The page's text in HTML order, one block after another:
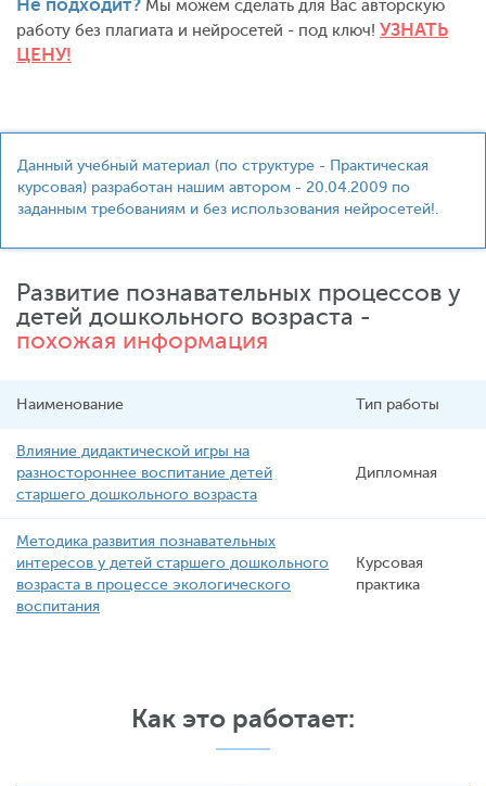
Не подходит? Мы можем сделать для Вас авторскую
работу без плагиата и нейросетей - под ключ! УЗНАТЬ
ЦЕНУ!
Данный учебный материал (по структуре - Практическая
курсовая) разработан нашим автором - 20.04.2009 по
заданным требованиям и без использования нейросетей!.
Развитие познавательных процессов у
детей дошкольного возраста -
похожая информация
Наименование Тип работы
Влияние дидактической игры на
разностороннее воспитание детей
старшего дошкольного возраста
Дипломная
Методика развития познавательных
интересов у детей старшего дошкольного
возраста в процессе экологического
воспитания
Курсовая
практика
Как это работает: